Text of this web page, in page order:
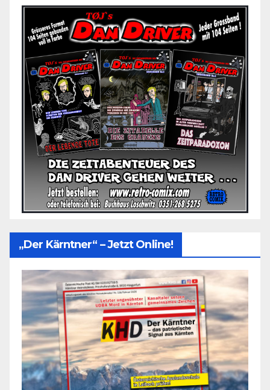
„Der Kärntner“ – Jetzt Online!